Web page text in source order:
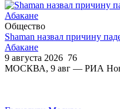
Общество
Shaman назвал причину
Абакане
9 августа 2026 76
МОСКВА, 9 авг — РИА